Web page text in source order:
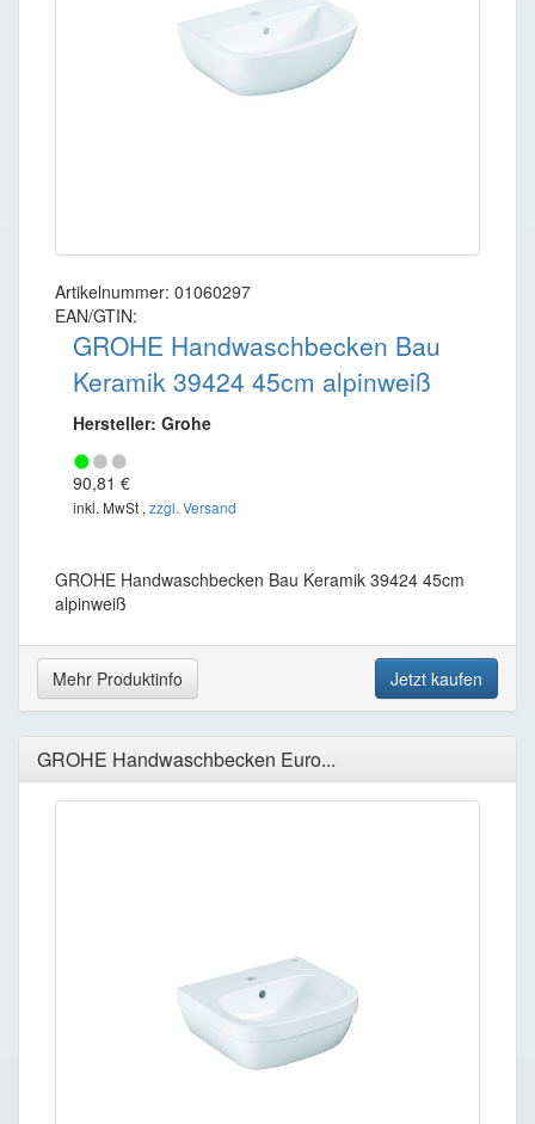
Artikelnummer: 01060297
EAN/GTIN:
GROHE Handwaschbecken Bau
Keramik 39424 45cm alpinweiß
Hersteller: Grohe
90,81 €
inkl. MwSt , zzgl. Versand
GROHE Handwaschbecken Bau Keramik 39424 45cm
alpinweiß
Mehr Produktinfo Jetzt kaufen
GROHE Handwaschbecken Euro...